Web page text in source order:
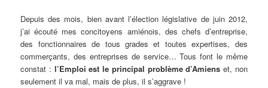
Depuis des mois, bien avant l’élection législative de juin 2012,
j’ai écouté mes concitoyens amiénois, des chefs d’entreprise,
des fonctionnaires de tous grades et toutes expertises, des
commerçants, des entreprises de service… Tous font le même
constat : l’Emploi est le principal problème d’Amiens et, non
seulement il va mal, mais de plus, il s’aggrave !